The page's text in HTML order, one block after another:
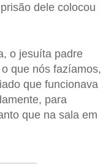
dele colocou
o jesuíta padre
que nós fazíamos,
que funcionava
para
que na sala em